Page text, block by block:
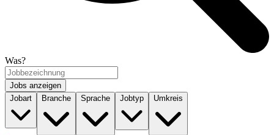
Was?
Jobs anzeigen
Jobart
Branche Sprache Jobtyp Umkreis